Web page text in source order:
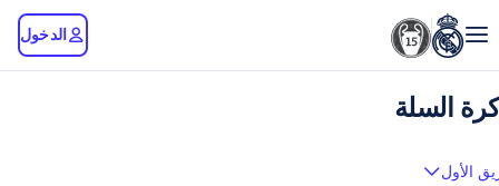
الدخول
كرة السلة
الأول